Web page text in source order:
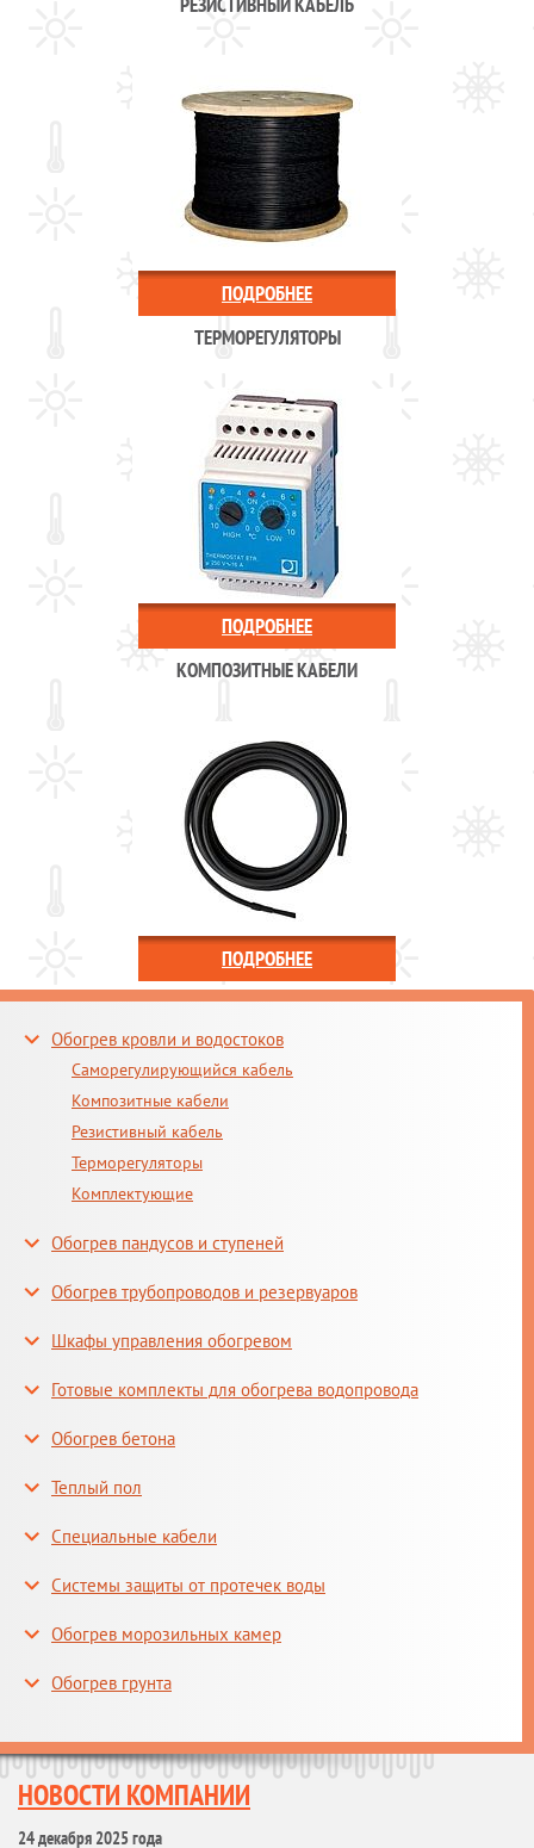
ПОДРОБНЕЕ
ТЕРМОРЕГУЛЯТОРЫ
ПОДРОБНЕЕ
КОМПОЗИТНЫЕ КАБЕЛИ
ПОДРОБНЕЕ
Обогрев кровли и водостоков
Саморегулирующийся кабель
Композитные кабели
Резистивный кабель
Терморегуляторы
Комплектующие
Обогрев пандусов и ступеней
Обогрев трубопроводов и резервуаров
Шкафы управления обогревом
Готовые комплекты для обогрева водопровода
Обогрев бетона
Теплый пол
Специальные кабели
Системы защиты от протечек воды
Обогрев морозильных камер
Обогрев грунта
НОВОСТИ КОМПАНИИ
24 декабря 2025 года